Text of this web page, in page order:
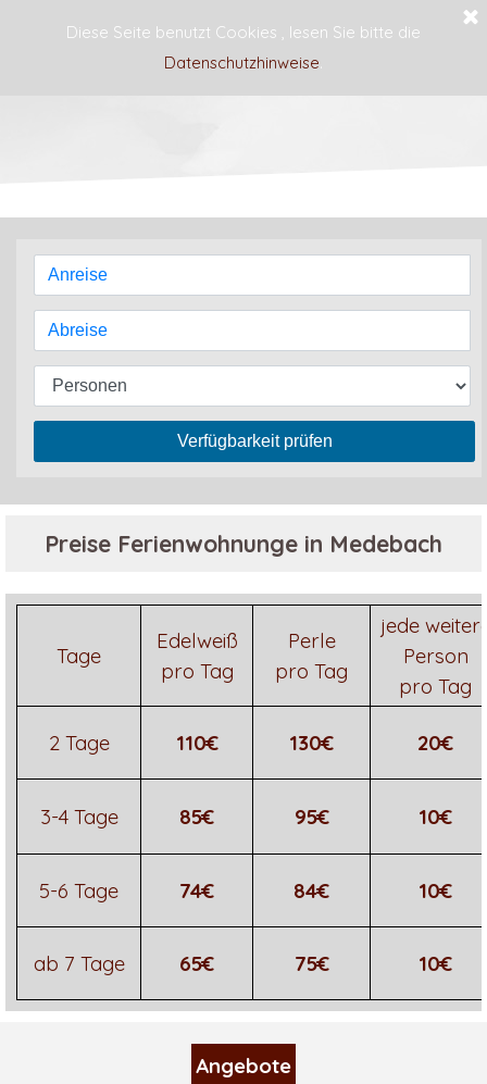
Diese Seite benutzt Cookies , lesen Sie bitte die
Datenschutzhinweise.
Preise Ferienwohnunge in Medebach
Tage
Edelweiß
pro Tag
Perle
pro Tag
jede
Person
pro Tag
2 Tage 110€ 130€ 20€
3-4 Tage 85€ 95€ 10€
5-6 Tage 74€ 84€ 10€
ab 7 Tage 65€ 75€ 10€
Angebote